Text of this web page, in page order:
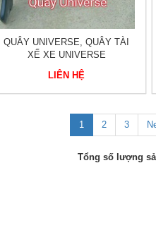
QUÂY UNIVERSE, QUÂY TÀI
XẾ XE UNIVERSE
LIÊN HỆ
1 2 3
Tổng số lượng